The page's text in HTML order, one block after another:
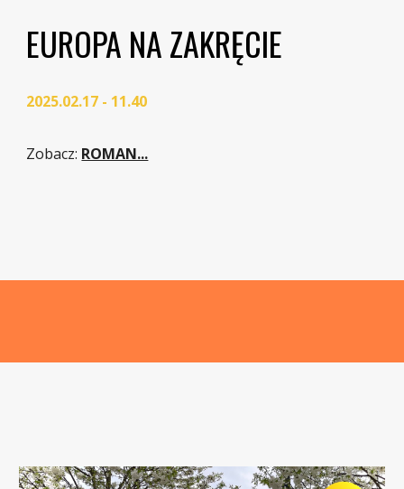
EUROPA NA ZAKRĘCIE
2025.02.17 - 11.40
Zobacz: ROMAN...